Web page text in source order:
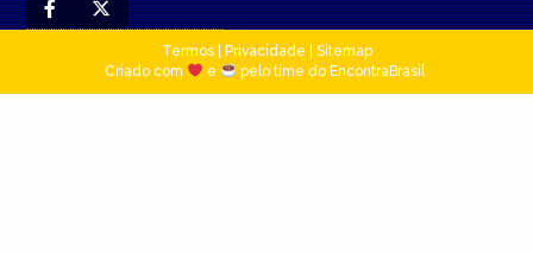
Termos| Privacidade
Sitemap
Criado com
e pelo time do EncontraBrasil